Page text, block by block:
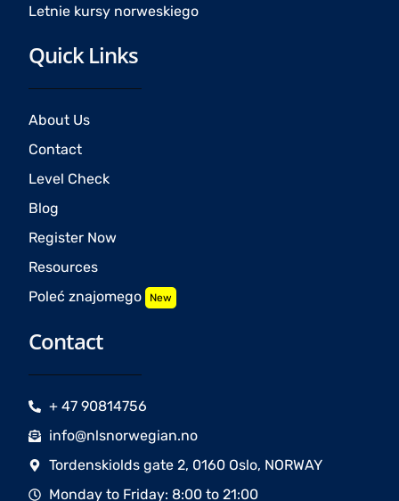
Letnie kursy norweskiego
Quick Links
About Us
Contact
Level Check
Blog
Register Now
Resources
Poleć znajomego New
Contact
+ 47 90814756
info@nlsnorwegian.no
Tordenskiolds gate 2, 0160 Oslo, NORWAY
Monday to Friday: 8:00 to 21:00